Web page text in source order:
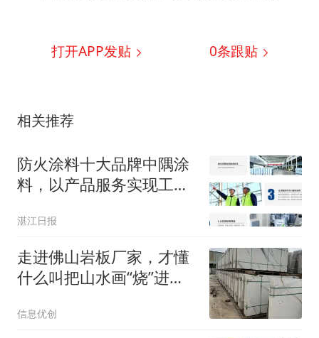
打开APP发贴 0条跟贴
相关推荐
防火涂料十大品牌中隅涂
料，以产品服务实现工程
湛江日报
走进佛山岩板厂家，才懂
什么叫把山水画“烧”进瓷
吧！
信息优创